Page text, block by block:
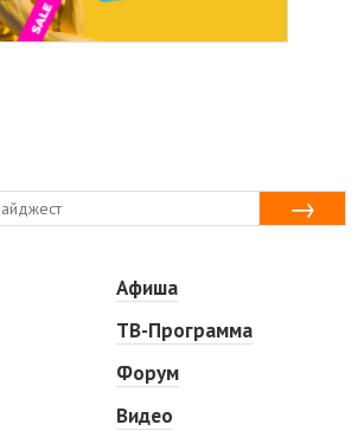
Афиша
ТВ-Программа
Форум
Видео